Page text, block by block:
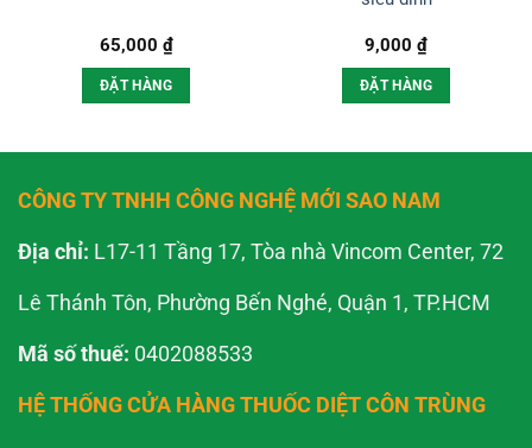
65,000 ₫
ĐẶT HÀNG
9,000 ₫
ĐẶT HÀNG
CÔNG TY TNHH CÔNG NGHỆ MỚI SAO NAM
Địa chỉ: L17-11 Tầng 17, Tòa nhà Vincom Center, 72
Lê Thánh Tôn, Phường Bến Nghé, Quận 1, TP.HCM
Mã số thuế: 0402088533
HỆ THỐNG CỬA HÀNG THUỐC DIỆT CÔN TRÙNG